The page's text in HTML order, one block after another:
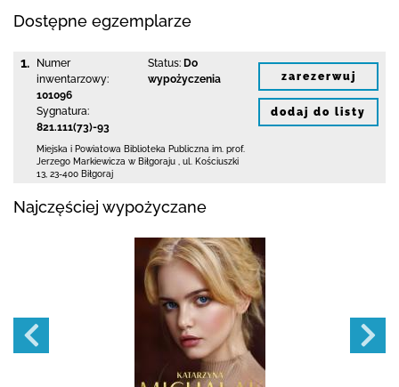
Dostępne egzemplarze
1.
Numer
inwentarzowy:
101096
Sygnatura:
821.111(73)-93
Status: Do
wypożyczenia
Miejska i Powiatowa Biblioteka Publiczna im. prof.
Jerzego Markiewicza w Biłgoraju
ul. Kościuszki
13 23-400 Biłgoraj
zarezerwuj
dodaj do listy
Najczęściej wypożyczane